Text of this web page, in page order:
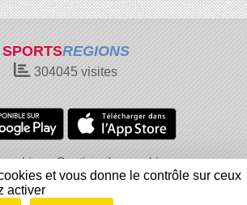
SPORTSREGIONS
304045 visites
Gestion des cookies
Signaler un contenu inapproprié
et vous donne le contrôle sur ceux
activer